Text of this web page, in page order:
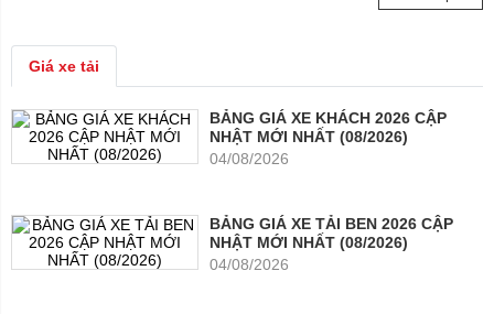
Giá xe tải
BẢNG GIÁ XE KHÁCH 2026 CẬP
NHẬT MỚI NHẤT (08/2026)
04/08/2026
BẢNG GIÁ XE TẢI BEN 2026 CẬP
NHẬT MỚI NHẤT (08/2026)
04/08/2026